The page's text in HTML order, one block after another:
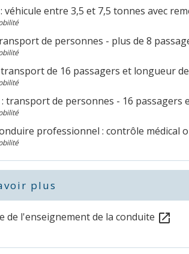
: véhicule entre 3,5 et 7,5 tonnes avec
de personnes - plus de 8
transport de 16 passagers et longueur
: transport de personnes - 16 passagers
professionnel : contrôle médical
plus
de l'enseignement de la conduite open_in_new